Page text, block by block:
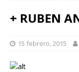
+ RUBEN
15 febrero, 2015